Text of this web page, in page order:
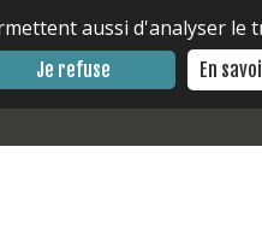
aussi d'analyser le
Je refuse En